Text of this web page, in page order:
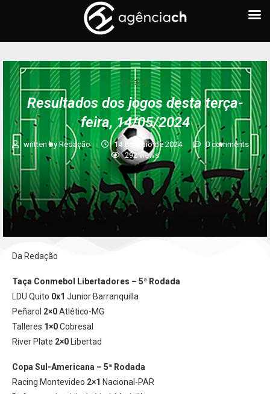
FUTEBOL
Resultados dos jogos desta terça-
feira, 14/05/2024
written by Redação 14 de maio de 2024
0 comments
292views
Da Redação
Taça Conmebol Libertadores – 5ª Rodada
LDU Quito 0x1 Junior Barranquilla
Peñarol 2×0Atlético-MG
Talleres 1×0Cobresal
River Plate 2×0 Libertad
Copa Sul-Americana – 5ª Rodada
Racing Montevideo 2×1 Nacional-PAR